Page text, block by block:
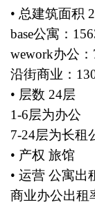
• 总建筑面积
base公寓：
wework办公：
沿街商业：
• 层数 24层
1-6层为办公
7-24层为长租
• 产权 旅馆
• 运营 公寓出
商业办公出租